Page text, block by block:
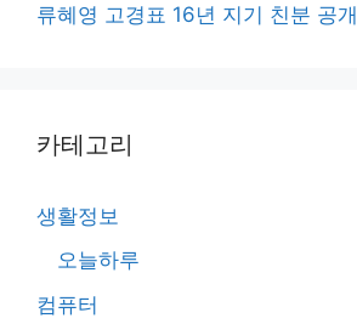
류혜영 고경표 16년 지기 친분 공개
카테고리
생활정보
오늘하루
컴퓨터